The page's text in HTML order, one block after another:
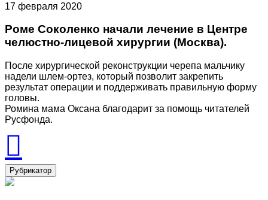
17 февраля 2020
Роме Соколенко начали лечение в Центре
челюстно-лицевой хирургии (Москва).
После хирургической реконструкции черепа мальчику
надели шлем-ортез, который позволит закрепить
результат операции и поддерживать правильную форму
головы.
Ромина мама Оксана благодарит за помощь читателей
Русфонда.
Рубрикатор